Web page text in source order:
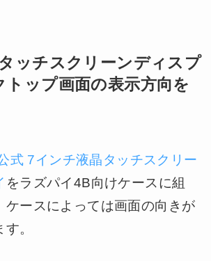
ッチスクリーンディスプ
トップ画面の表示方向を
式 7インチ液晶タッチスクリー
をラズパイ4B向けケースに組
ケースによっては画面の向きが
。